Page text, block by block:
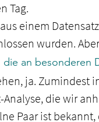
Tag.
einem
wurden.
die an besonderen
ja. Zumindest
die wir
Paar ist